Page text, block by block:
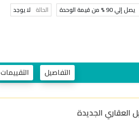
يصل إلي 90 % من قيمة الوحدة الحالة لا يوجد
التفاصيل التقييمات
العقاري الجديدة